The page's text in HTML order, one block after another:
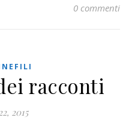
0 commenti
racconti
2015